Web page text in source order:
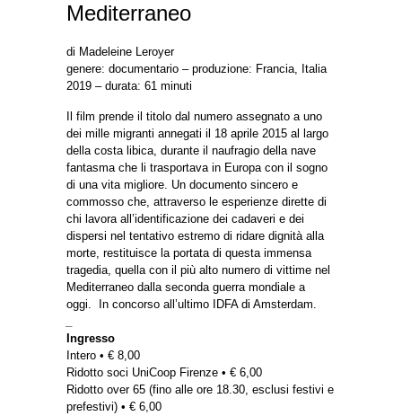
Mediterraneo
di Madeleine Leroyer
genere: documentario – produzione: Francia, Italia
2019 – durata: 61 minuti
Il film prende il titolo dal numero assegnato a uno
dei mille migranti annegati il 18 aprile 2015 al largo
della costa libica, durante il naufragio della nave
fantasma che li trasportava in Europa con il sogno
di una vita migliore. Un documento sincero e
commosso che, attraverso le esperienze dirette di
chi lavora all’identificazione dei cadaveri e dei
dispersi nel tentativo estremo di ridare dignità alla
morte, restituisce la portata di questa immensa
tragedia, quella con il più alto numero di vittime nel
Mediterraneo dalla seconda guerra mondiale a
oggi. In concorso all’ultimo IDFA di Amsterdam.
Ingresso
Intero • € 8,00
Ridotto soci UniCoop Firenze • € 6,00
Ridotto over 65 (fino alle ore 18.30, esclusi festivi e
prefestivi) • € 6,00